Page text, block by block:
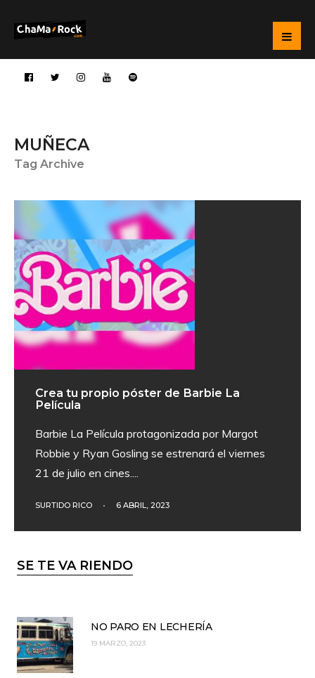
MUÑECA
Tag Archive
Crea tu propio póster de Barbie La
Película
Barbie La Película protagonizada por Margot
Robbie y Ryan Gosling se estrenará el viernes
21 de julio en cines....
SURTIDO RICO • 6 ABRIL, 2023
SE TE VA RIENDO
NO PARO EN LECHERÍA
19 MARZO, 2023